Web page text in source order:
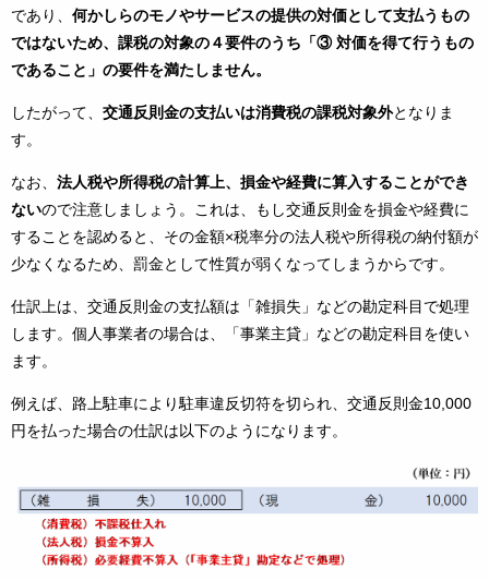
であり、 何かしらのモノやサービスの提供の対価として支払うもの
ではないため、課税の対象の４要件のうち「③ 対価を得て行うもの
であること」の要件を満たしません。
したがって、 交通反則金の支払いは消費税の課税対象外となりま
す。
なお、 法人税や所得税の計算上、損金や経費に算入することができ
ないので注意しましょう。これは、もし交通反則金を損金や経費に
することを認めると、その金額×税率分の法人税や所得税の納付額が
少なくなるため、罰金として性質が弱くなってしまうからです。
仕訳上は、交通反則金の支払額は「雑損失」などの勘定科目で処理
します。個人事業者の場合は、「事業主貸」などの勘定科目を使い
ます。
例えば、路上駐車により駐車違反切符を切られ、交通反則金10,000
円を払った場合の仕訳は以下のようになります。